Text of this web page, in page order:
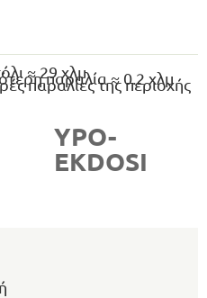
≈ 29 χλμ
παραλία ≈ 0.2 χλμ
παραλίες της περιοχής
YPO-
EKDOSI